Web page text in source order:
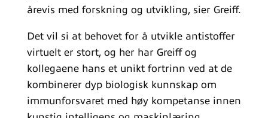
årevis med forskning og utvikling, sier Greiff.
Det vil si at behovet for å utvikle antistoffer
virtuelt er stort, og her har Greiff og
kollegaene hans et unikt fortrinn ved at de
kombinerer dyp biologisk kunnskap om
immunforsvaret med høy kompetanse innen